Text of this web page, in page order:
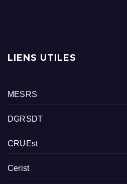
LIENS UTILES
MESRS
DGRSDT
CRUEst
Cerist